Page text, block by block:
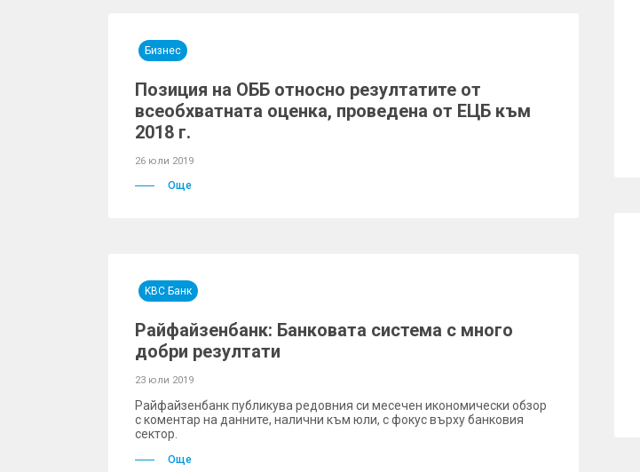
Бизнес
Позиция на ОББ относно резултатите от
всеобхватната оценка, проведена от ЕЦБ към
2018 г.
26 юли 2019
Още
KBC Банк
Райфайзенбанк: Банковата система с много
добри резултати
23 юли 2019
Райфайзенбанк публикува редовния си месечен икономически обзор
с коментар на данните, налични към юли, с фокус върху банковия
сектор.
Още